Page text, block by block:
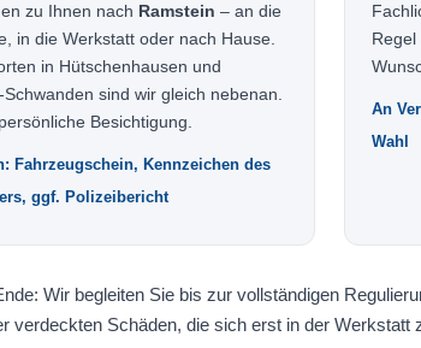
zu Ihnen nach Ramstein – an die
in die Werkstatt oder nach Hause.
in Hütschenhausen und
sind wir gleich nebenan.
Besichtigung.
Fahrzeugschein, Kennzeichen des
ggf. Polizeibericht
An
Wahl
Wir begleiten Sie bis zur vollständigen
verdeckten Schäden, die sich erst in der Werkstatt